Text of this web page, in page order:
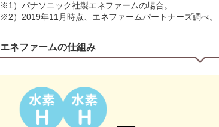
※1）パナソニック社製エネファームの場合。
※2）2019年11月時点、エネファームパートナーズ調べ。
エネファームの仕組み